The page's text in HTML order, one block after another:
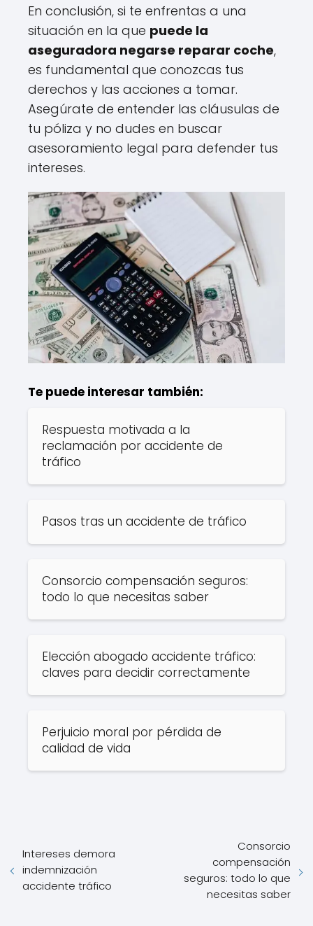
En conclusión, si te enfrentas a una
situación en la que puede la
aseguradora negarse reparar coche,
es fundamental que conozcas tus
derechos y las acciones a tomar.
Asegúrate de entender las cláusulas de
tu póliza y no dudes en buscar
asesoramiento legal para defender tus
intereses.
Te puede interesar también:
Respuesta motivada a la
reclamación por accidente de
tráfico
Pasos tras un accidente de tráfico
Consorcio compensación seguros:
todo lo que necesitas saber
Elección abogado accidente tráfico:
claves para decidir correctamente
Perjuicio moral por pérdida de
calidad de vida
Intereses demora
indemnización
accidente tráfico
Consorcio
compensación
seguros: todo lo que
necesitas saber